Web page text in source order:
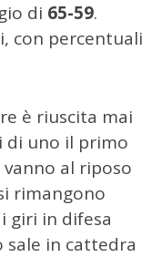
di 65-59.
con percentuali
è riuscita mai
di uno il primo
al riposo
rimangono
giri in difesa
sale in cattedra